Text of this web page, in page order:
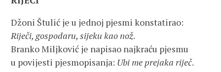
Džoni Štulić je u jednoj pjesmi konstatirao:
Riječi, gospodaru, sijeku kao nož.
Branko Miljković je napisao najkraću pjesmu
u povijesti pjesmopisanja: Ubi me prejaka riječ.